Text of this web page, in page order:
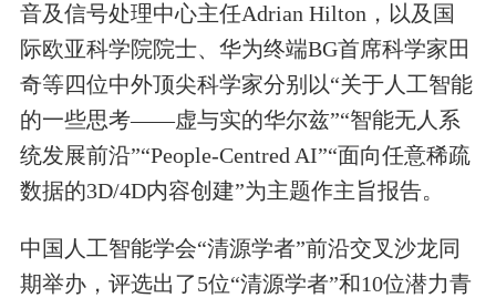
音及信号处理中心主任Adrian Hilton，以及国
际欧亚科学院院士、华为终端BG首席科学家田
奇等四位中外顶尖科学家分别以“关于人工智能
的一些思考——虚与实的华尔兹”“智能无人系
统发展前沿”“People-Centred AI”“面向任意稀疏
数据的3D/4D内容创建”为主题作主旨报告。
中国人工智能学会“清源学者”前沿交叉沙龙同
期举办，评选出了5位“清源学者”和10位潜力青